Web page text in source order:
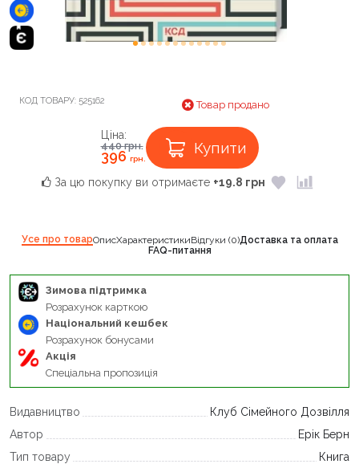
КОД ТОВАРУ: 525162 Товар продано
Ціна:
440грн.
396грн.
Купити
За цю покупку ви отримаєте +19.8 грн
Усе про товарОписХарактеристикиВідгуки (0)Доставка та оплата
FAQ-питання
Зимова підтримка
Розрахунок карткою
Національний кешбек
Розрахунок бонусами
Акція
Спеціальна пропозиція
Видавництво
Клуб Сімейного Дозвілля
Автор
Ерік Берн
Тип товару
Книга